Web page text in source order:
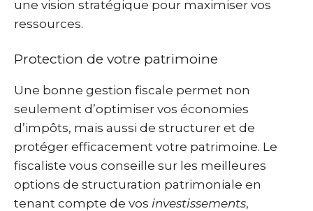
une vision stratégique pour maximiser vos
ressources.
Protection de votre patrimoine
Une bonne gestion fiscale permet non
seulement d’optimiser vos économies
d’impôts, mais aussi de structurer et de
protéger efficacement votre patrimoine. Le
fiscaliste vous conseille sur les meilleures
options de structuration patrimoniale en
tenant compte de vos investissements,